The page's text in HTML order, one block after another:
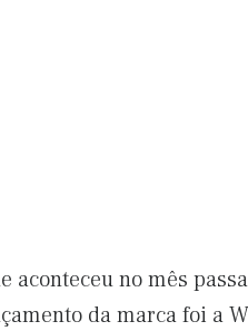
aconteceu no mês
da marca foi a